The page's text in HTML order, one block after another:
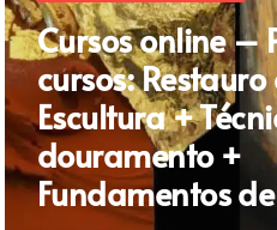
Cursos online –
cursos: Restauro
Escultura +
douramento +
Fundamentos